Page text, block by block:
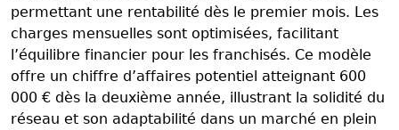
permettant une rentabilité dès le premier mois. Les
charges mensuelles sont optimisées, facilitant
l’équilibre financier pour les franchisés. Ce modèle
offre un chiffre d’affaires potentiel atteignant 600
000 € dès la deuxième année, illustrant la solidité du
réseau et son adaptabilité dans un marché en plein